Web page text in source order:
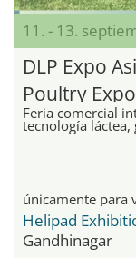
11. - 13.
DLP Expo
Poultry Expo
Feria comercial
tecnología láctea,
únicamente para
Helipad
Gandhinagar